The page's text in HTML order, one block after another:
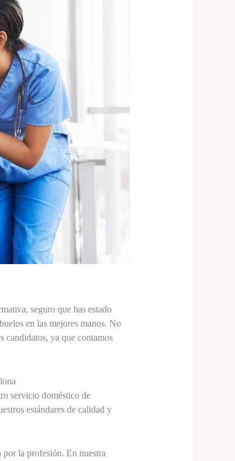
seguro que has estado
en las mejores manos. No
candidatos, ya que contamos
servicio doméstico de
estándares de calidad y
la profesión. En nuestra